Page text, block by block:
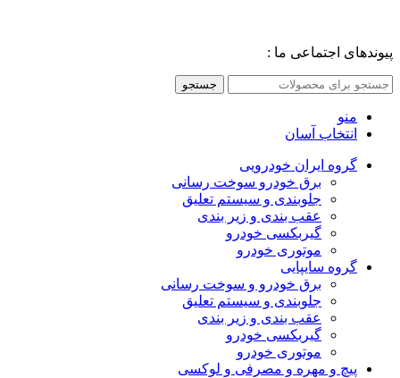
پیوندهای اجتماعی ما :
جستجو
منو
انتخاب آسان
گروه ایران خودرویی
برق خودرو سوخت رسانی
جلوبندی و سیستم تعلیق
عقب بندی و زیر بندی
گیربکسی خودرو
موتوری خودرو
گروه سایپایی
برق خودرو و سوخت رسانی
جلوبندی و سیستم تعلیق
عقب بندی و زیر بندی
گیربکسی خودرو
موتوری خودرو
پیچ و مهره و مصرفی و لوکسی